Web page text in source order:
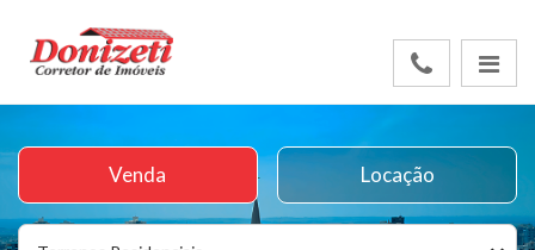
Venda Locação